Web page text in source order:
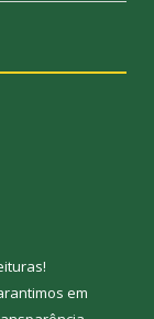
!
em